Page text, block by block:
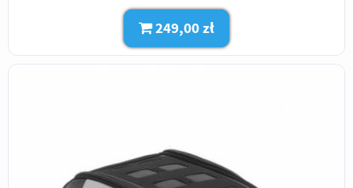
249,00 zł